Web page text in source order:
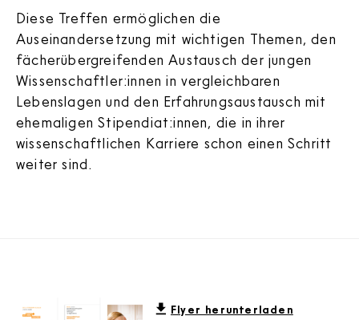
Flyer herunterladen
Diese Treffen ermöglichen die
Auseinandersetzung mit wichtigen Themen, den
fächerübergreifenden Austausch der jungen
Wissenschaftler:innen in vergleichbaren
Lebenslagen und den Erfahrungsaustausch mit
ehemaligen Stipendiat:innen, die in ihrer
wissenschaftlichen Karriere schon einen Schritt
weiter sind.